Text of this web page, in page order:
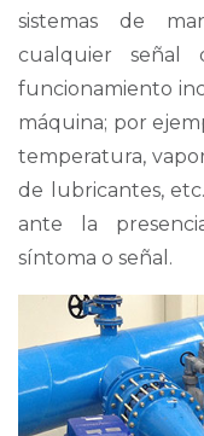
sistemas de
cualquier señal
funcionamiento
máquina; por
temperatura,
de lubricantes,
ante la
síntoma o señal.